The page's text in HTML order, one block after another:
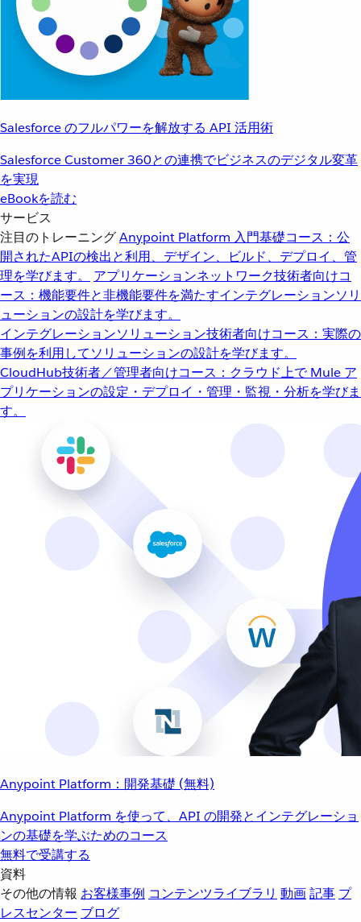
Salesforce のフルパワーを解放する API 活用術
Salesforce Customer 360との連携でビジネスのデジタル変革
を実現
eBookを読む
サービス
注目のトレーニングAnypoint Platform 入門基礎コース：公
開されたAPIの検出と利用、デザイン、ビルド、デプロイ、管
理を学びます。
アプリケーションネットワーク技術者向けコ
ース：機能要件と非機能要件を満たすインテグレーションソリ
ューションの設計を学びます。
インテグレーションソリューション技術者向けコース：実際の
事例を利用してソリューションの設計を学びます。
CloudHub技術者／管理者向けコース：クラウド上で Mule ア
プリケーションの設定・デプロイ・管理・監視・分析を学びま
す。
Anypoint Platform：開発基礎 (無料)
Anypoint Platform を使って、API の開発とインテグレーショ
ンの基礎を学ぶためのコース
無料で受講する
資料
その他の情報 お客様事例 コンテンツライブラリ 動画記事 プ
レスセンター ブログ